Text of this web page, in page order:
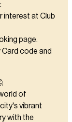
interest at Club
page.
code and
of
vibrant
with the